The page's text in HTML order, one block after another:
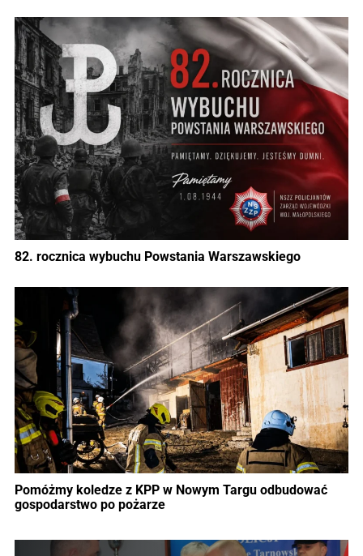
82. rocznica wybuchu Powstania Warszawskiego
Pomóżmy koledze z KPP w Nowym Targu odbudować
gospodarstwo po pożarze